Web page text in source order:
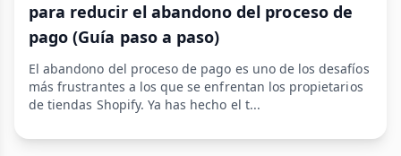
para reducir el abandono del proceso de
pago (Guía paso a paso)
El abandono del proceso de pago es uno de los desafíos
más frustrantes a los que se enfrentan los propietarios
de tiendas Shopify. Ya has hecho el t...